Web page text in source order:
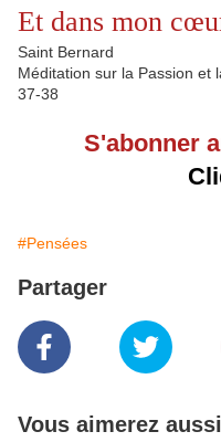
Et dans mon
Saint Bernard
Méditation sur la Passion et
37-38
S'abonner
#Pensées
Partager
Vous aimerez aussi